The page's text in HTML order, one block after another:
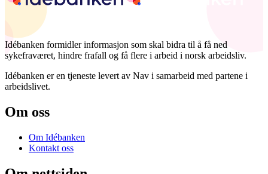
Idébanken formidler informasjon som skal bidra til å få ned
sykefraværet, hindre frafall og få flere i arbeid i norsk arbeidsliv.
Idébanken er en tjeneste levert av Nav i samarbeid med partene i
arbeidslivet.
Om oss
Om Idébanken
Kontakt oss